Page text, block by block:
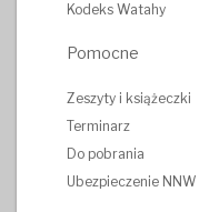
Kodeks Watahy
Pomocne
Zeszyty i książeczki
Terminarz
Do pobrania
Ubezpieczenie NNW